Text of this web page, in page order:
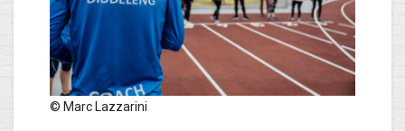
© Marc Lazzarini